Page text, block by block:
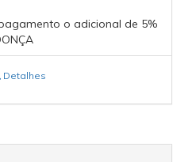
o adicional de 5%
Detalhes